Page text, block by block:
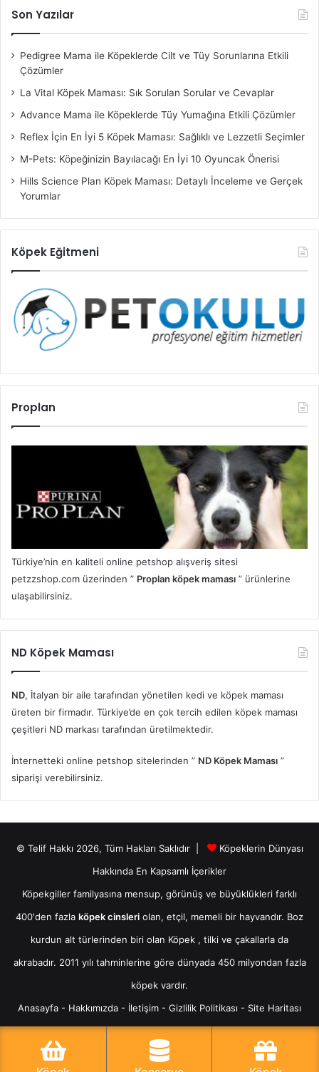
Son Yazılar
Pedigree Mama ile Köpeklerde Cilt ve Tüy Sorunlarına Etkili
Çözümler
La Vital Köpek Maması: Sık Sorulan Sorular ve Cevaplar
Advance Mama ile Köpeklerde Tüy Yumağına Etkili Çözümler
Reflex İçin En İyi 5 Köpek Maması: Sağlıklı ve Lezzetli Seçimler
M-Pets: Köpeğinizin Bayılacağı En İyi 10 Oyuncak Önerisi
Hills Science Plan Köpek Maması: Detaylı İnceleme ve Gerçek
Yorumlar
Köpek Eğitmeni
Proplan
Türkiye’nin en kaliteli online petshop alışveriş sitesi
petzzshop.com üzerinden ” Proplan köpek maması ” ürünlerine
ulaşabilirsiniz.
ND Köpek Maması
ND, İtalyan bir aile tarafından yönetilen kedi ve köpek maması
üreten bir firmadır. Türkiye’de en çok tercih edilen köpek maması
çeşitleri ND markası tarafından üretilmektedir.
İnternetteki online petshop sitelerinden ” ND Köpek Maması ”
siparişi verebilirsiniz.
© Telif Hakkı 2026, Tüm Hakları Saklıdır |
Köpeklerin Dünyası
Hakkında En Kapsamlı İçerikler
Köpekgiller familyasına mensup, görünüş ve büyüklükleri farklı
400'den fazla köpek cinsleri olan, etçil, memeli bir hayvandır. Boz
kurdun alt türlerinden biri olan Köpek , tilki ve çakallarla da
akrabadır. 2011 yılı tahminlerine göre dünyada 450 milyondan fazla
köpek vardır.
Anasayfa - Hakkımızda - İletişim - Gizlilik Politikası - Site Haritası